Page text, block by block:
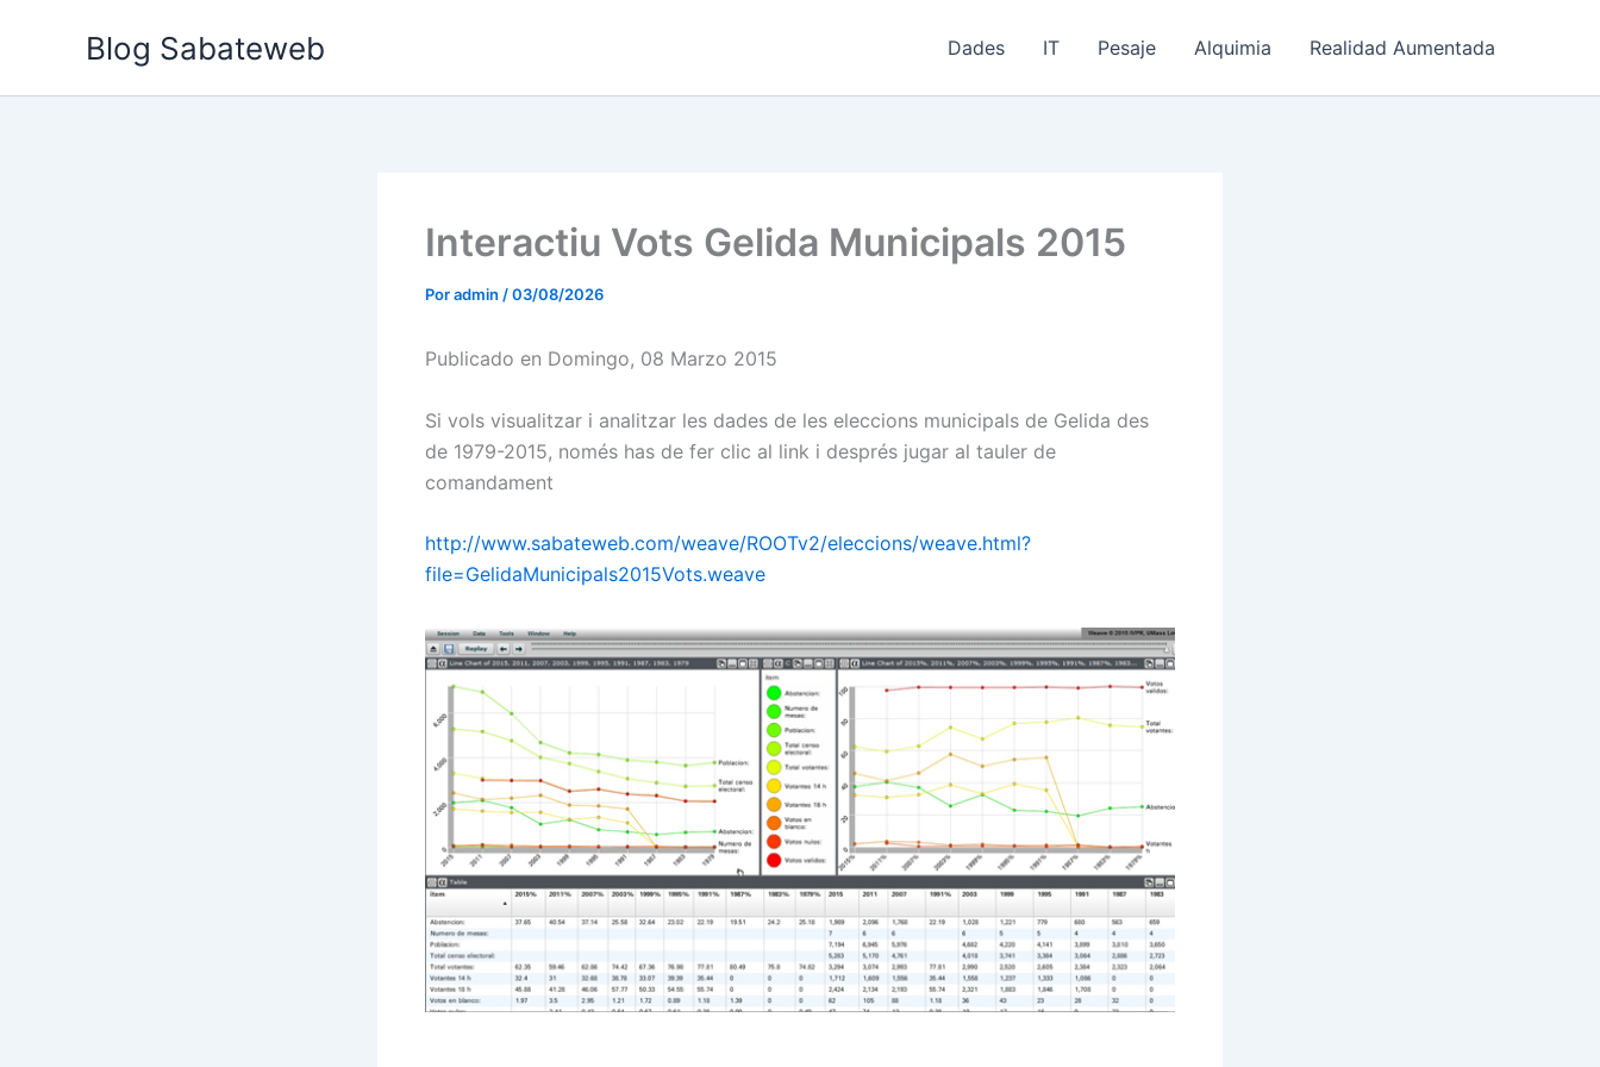
Blog Sabateweb Dades IT Pesaje Alquimia Realidad Aumentada
Interactiu Vots Gelida Municipals 2015
Poradmin /03/08/2026
Publicado en Domingo, 08 Marzo 2015
Si vols visualitzar i analitzar les dades de les eleccions municipals de Gelida des
de 1979-2015, només has de fer clic al link i després jugar al tauler de
comandament
http://www.sabateweb.com/weave/ROOTv2/eleccions/weave.html?
file=GelidaMunicipals2015Vots.weave